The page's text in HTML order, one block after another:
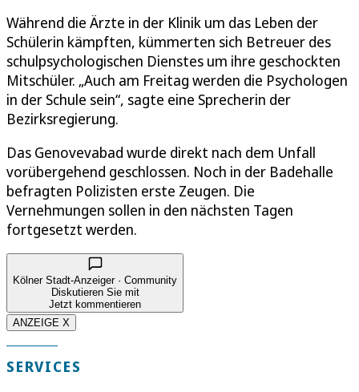
Während die Ärzte in der Klinik um das Leben der
Schülerin kämpften, kümmerten sich Betreuer des
schulpsychologischen Dienstes um ihre geschockten
Mitschüler. „Auch am Freitag werden die Psychologen
in der Schule sein“, sagte eine Sprecherin der
Bezirksregierung.
Das Genovevabad wurde direkt nach dem Unfall
vorübergehend geschlossen. Noch in der Badehalle
befragten Polizisten erste Zeugen. Die
Vernehmungen sollen in den nächsten Tagen
fortgesetzt werden.
Kölner Stadt-Anzeiger · Community
Diskutieren Sie mit
Jetzt kommentieren
ANZEIGE X
SERVICES